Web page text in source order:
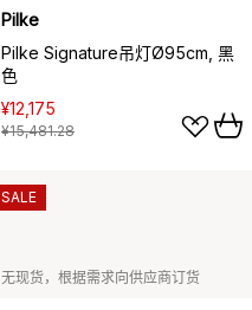
Pilke
Pilke Signature吊灯Ø95cm, 黑
色
¥12,175
¥15,481.28
无现货，根据需求向供应商订货
SALE